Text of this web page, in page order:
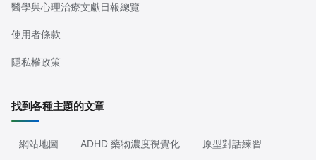
醫學與心理治療文獻日報總覽
使用者條款
隱私權政策
找到各種主題的文章
網站地圖 ADHD 藥物濃度視覺化 原型對話練習